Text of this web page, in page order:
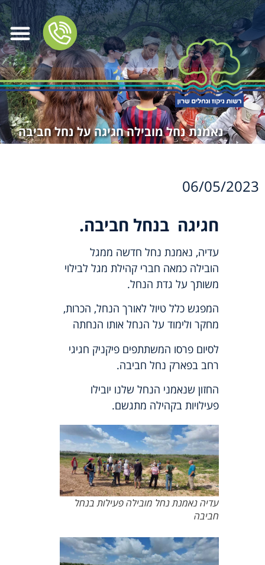
נאמנת נחל מובילה חגיגה על נחל חביבה
06/05/2023
חגיגה בנחל חביבה.
עדיה, נאמנת נחל חדשה ממגל
הובילה כמאה חברי קהילת מגל לבילוי
משותך על גדת הנחל.
המפגש כלל טיול לאורך הנחל, הכרות,
מחקר ולימוד על הנחל אותו הנחתה
לסיום פרסו המשתתפים פיקניק חגיגי
רחב בפארק נחל חביבה.
החזון שנאמני הנחל שלנו יובילו
פעילויות בקהילה מתגשם.
עדיה נאמנת נחל מובילה פעילות בנחל
חביבה